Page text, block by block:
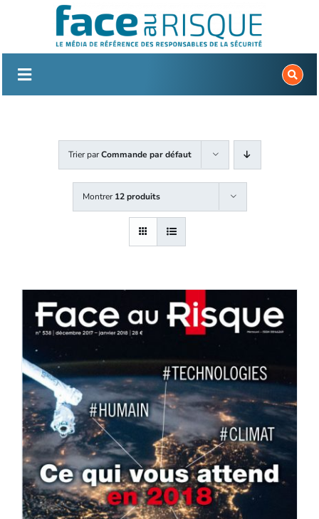
Trier parCommande par défaut
Montrer12 produits